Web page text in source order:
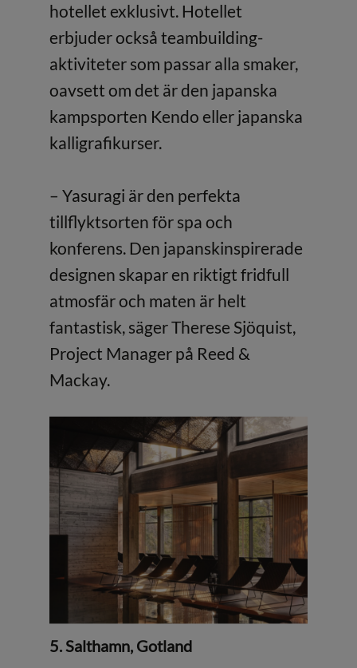
hotellet exklusivt. Hotellet
erbjuder också teambuilding-
aktiviteter som passar alla smaker,
oavsett om det är den japanska
kampsporten Kendo eller japanska
kalligrafikurser.
– Yasuragi är den perfekta
tillflyktsorten för spa och
konferens. Den japanskinspirerade
designen skapar en riktigt fridfull
atmosfär och maten är helt
fantastisk, säger Therese Sjöquist,
Project Manager på Reed &
Mackay.
5. Salthamn, Gotland